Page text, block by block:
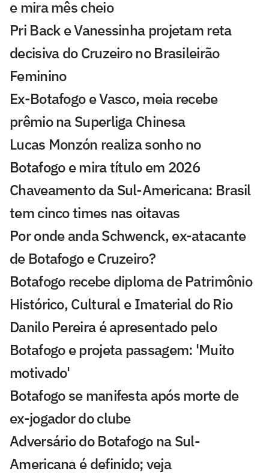
e mira mês cheio
Pri Back e Vanessinha projetam reta
decisiva do Cruzeiro no Brasileirão
Feminino
Ex-Botafogo e Vasco, meia recebe
prêmio na Superliga Chinesa
Lucas Monzón realiza sonho no
Botafogo e mira título em 2026
Chaveamento da Sul-Americana: Brasil
tem cinco times nas oitavas
Por onde anda Schwenck, ex-atacante
de Botafogo e Cruzeiro?
Botafogo recebe diploma de Patrimônio
Histórico, Cultural e Imaterial do Rio
Danilo Pereira é apresentado pelo
Botafogo e projeta passagem: 'Muito
motivado'
Botafogo se manifesta após morte de
ex-jogador do clube
Adversário do Botafogo na Sul-
Americana é definido; veja